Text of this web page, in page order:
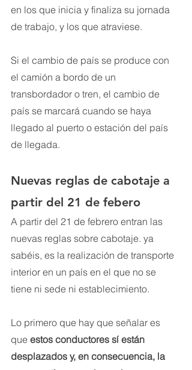
en los que inicia y finaliza su jornada
de trabajo, y los que atraviese.
Si el cambio de país se produce con
el camión a bordo de un
transbordador o tren, el cambio de
país se marcará cuando se haya
llegado al puerto o estación del país
de llegada.
Nuevas reglas de cabotaje a
partir del 21 de febero
A partir del 21 de febrero entran las
nuevas reglas sobre cabotaje. ya
sabéis, es la realización de transporte
interior en un país en el que no se
tiene ni sede ni establecimiento.
Lo primero que hay que señalar es
que estos conductores sí están
desplazados y, en consecuencia, la